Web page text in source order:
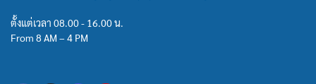
ตั้งแต่เวลา 08.00 - 16.00 น.
From 8 AM – 4 PM